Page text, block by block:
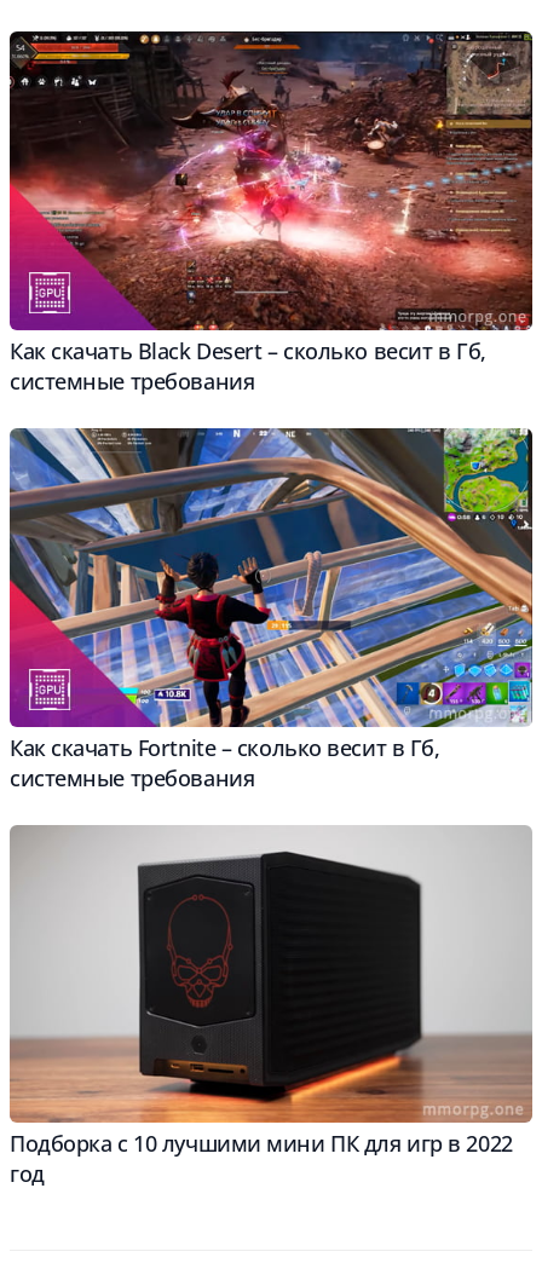
Как скачать Black Desert – сколько весит в Гб,
системные требования
Как скачать Fortnite – сколько весит в Гб,
системные требования
Подборка с 10 лучшими мини ПК для игр в 2022
год